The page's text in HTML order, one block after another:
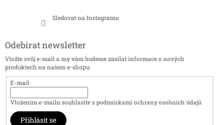
Sledovat na Instagramu
Odebírat newsletter
Vložte svůj e-mail a my vám budeme zasílat informace o nových
produktech na našem e-shopu.
E-mail
Vložením e-mailu souhlasíte spodmínkami ochrany osobních údajů
Přihlásit se